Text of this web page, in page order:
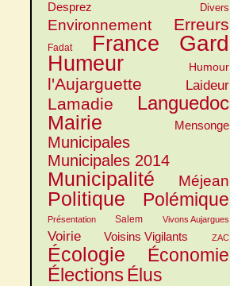
Desprez Divers
Environnement Erreurs
Fadat France Gard
Humeur Humour
l'Aujarguette Laideur
Lamadie Languedoc
Mairie Mensonge
Municipales
Municipales 2014
Municipalité Méjean
Politique Polémique
Présentation Salem Vivons Aujargues
Voirie Voisins Vigilants ZAC
Écologie Économie
Élections Élus